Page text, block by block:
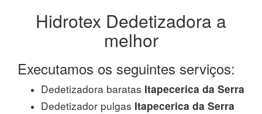
Hidrotex Dedetizadora a
melhor
Executamos os seguintes serviços:
Dedetizadora baratas Itapecerica da Serra
Dedetizador pulgas Itapecerica da Serra